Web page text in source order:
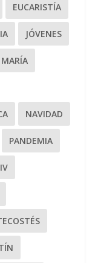
EUCARISTÍA
JÓVENES
MARÍA
NAVIDAD
PANDEMIA